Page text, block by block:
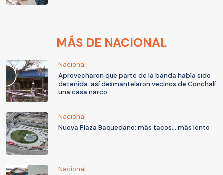
MÁS DE NACIONAL
Nacional
Aprovecharon que parte de la banda había sido
detenida: así desmantelaron vecinos de Conchalí
una casa narco
Nacional
Nueva Plaza Baquedano: más tacos... más lento
Nacional